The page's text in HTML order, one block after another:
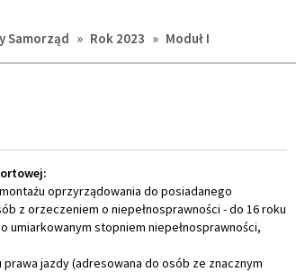
Samorząd » Rok 2023 » Moduł I
oprzyrządowania do posiadanego
z orzeczeniem o niepełnosprawności - do 16 roku
umiarkowanym stopniem niepełnosprawności,
prawa jazdy (adresowana do osób ze znacznym